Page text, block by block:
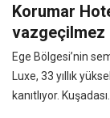
Korumar
vazgeçilmez
Ege Bölgesi’nin
Luxe, 33 yıllık
kanıtlıyor. Kuşadası...